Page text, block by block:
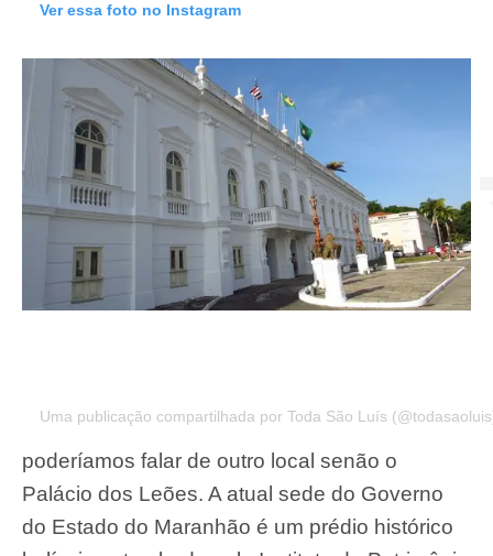
Ver essa foto no Instagram
Uma publicação compartilhada por Toda São Luís
Palácio dos Leões
instagramáveis para visitar em São Luís, não
poderíamos falar de outro local senão o
Palácio dos Leões. A atual sede do Governo
do Estado do Maranhão é um prédio histórico